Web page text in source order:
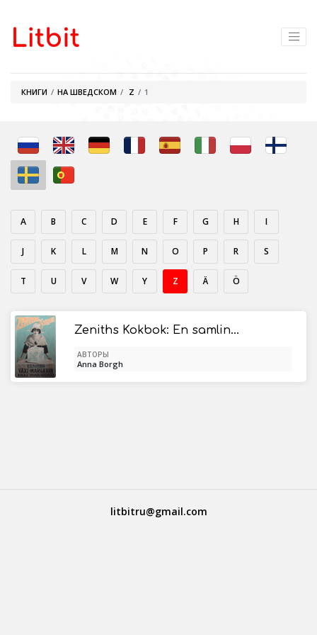
КНИГИ НА ШВЕДСКОМ Z 1
Zeniths Kokbok: En samling recept för användning av Zeniths margarin
АВТОРЫ
Anna Borgh
A B C D E F G H I
J K L M N O P R S
T U V W Y Z Ä Ö
litbitru@gmail.com